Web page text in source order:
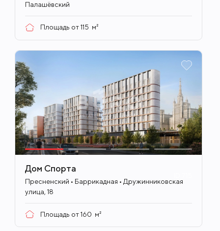
Палашёвский
Площадь от115 м²
Дом Спорта
Пресненский • Баррикадная • Дружинниковская
улица, 18
Площадь от160 м²